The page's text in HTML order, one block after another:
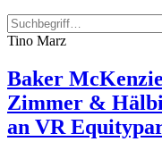
Tino Marz
Baker
Zimmer &
an VR